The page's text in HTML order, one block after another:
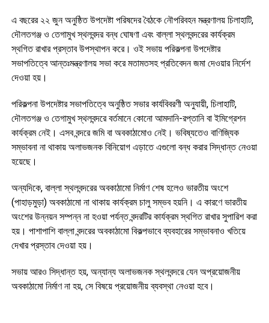
এ বছরের ২২ জুন অনুষ্ঠিত উপদেষ্টা পরিষদের বৈঠকে নৌপরিবহন মন্ত্রণালয় চিলাহাটি,
দৌলতগঞ্জ ও তেগামুখ স্থলবন্দর বন্ধ ঘোষণা এবং বাল্লা স্থলবন্দরের কার্যক্রম
স্থগিত রাখার প্রস্তাব উপস্থাপন করে। ওই সভায় পরিকল্পনা উপদেষ্টার
সভাপতিত্বে আন্তঃমন্ত্রণালয় সভা করে মতামতসহ প্রতিবেদন জমা দেওয়ার নির্দেশ
দেওয়া হয়।
পরিকল্পনা উপদেষ্টার সভাপতিত্বে অনুষ্ঠিত সভার কার্যবিবরণী অনুযায়ী, চিলাহাটি,
দৌলতগঞ্জ ও তেগামুখ স্থলবন্দরে বর্তমানে কোনো আমদানি-রপ্তানি বা ইমিগ্রেশন
কার্যক্রম নেই। এসব বন্দরে জমি বা অবকাঠামোও নেই। ভবিষ্যতেও বাণিজ্যিক
সম্ভাবনা না থাকায় অলাভজনক বিনিয়োগ এড়াতে এগুলো বন্ধ করার সিদ্ধান্ত নেওয়া
হয়েছে।
অন্যদিকে, বাল্লা স্থলবন্দরের অবকাঠামো নির্মাণ শেষ হলেও ভারতীয় অংশে
(পাহাড়মুড়া) অবকাঠামো না থাকায় কার্যক্রম চালু সম্ভব হয়নি। এ কারণে ভারতীয়
অংশের উন্নয়ন সম্পন্ন না হওয়া পর্যন্ত বন্দরটির কার্যক্রম স্থগিত রাখার সুপারিশ করা
হয়। পাশাপাশি বাল্লা বন্দরের অবকাঠামো বিকল্পভাবে ব্যবহারের সম্ভাবনাও খতিয়ে
দেখার প্রস্তাব দেওয়া হয়।
সভায় আরও সিদ্ধান্ত হয়, অন্যান্য অলাভজনক স্থলবন্দরে যেন অপ্রয়োজনীয়
অবকাঠামো নির্মাণ না হয়, সে বিষয়ে প্রয়োজনীয় ব্যবস্থা নেওয়া হবে।